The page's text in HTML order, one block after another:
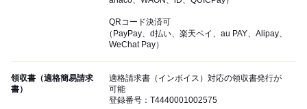
QRコード決済可
（PayPay、d払い、楽天ペイ、au PAY、Alipay、
WeChat Pay）
領収書（適格簡易請求
書）
適格請求書（インボイス）対応の領収書発行が
可能
登録番号：T4440001002575